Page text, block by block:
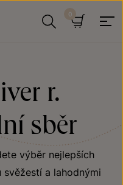
r.
sběr
výběr nejlepších
a lahodnými